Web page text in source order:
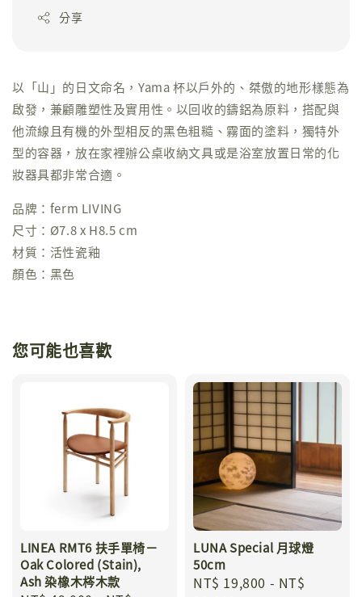
分享
以「山」的日文命名，Yama 杯以戶外的、桀傲的地形樣態為
啟發，兼顧雕塑性及實用性。以回收的鑄鋁為原料，搭配與
他流線且有機的外型相反的黑色粗糙、霧面的塗料，獨特外
型的容器，放在家裡辦公桌收納文具或是浴室放置日常的化
妝器具都非常合適。
品牌：ferm LIVING
尺寸：Ø7.8 x H8.5 cm
材質：活性瓷釉
顏色：黑色
您可能也喜歡
LINEA RMT6 扶手單椅－
Oak Colored (Stain),
Ash 染橡木梣木款
LUNA Special 月球燈
50cm
Regular
NT$ 19,800 - NT$